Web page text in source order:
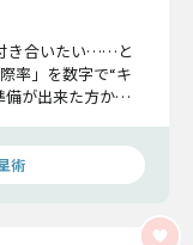
き合いたい……と
率」を数字で“キ
備が出来た方か
術